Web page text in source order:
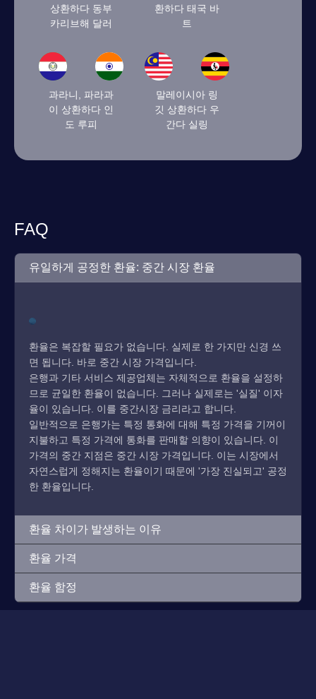
상환하다 동부
카리브해 달러
환하다 태국 바
트
과라니, 파라과
이 상환하다 인
도 루피
말레이시아 링
깃 상환하다 우
간다 실링
FAQ
유일하게 공정한 환율: 중간 시장 환율
환율은 복잡할 필요가 없습니다. 실제로 한 가지만 신경 쓰
면 됩니다. 바로 중간 시장 가격입니다.
은행과 기타 서비스 제공업체는 자체적으로 환율을 설정하
므로 균일한 환율이 없습니다. 그러나 실제로는 '실질' 이자
율이 있습니다. 이를 중간시장 금리라고 합니다.
일반적으로 은행가는 특정 통화에 대해 특정 가격을 기꺼이
지불하고 특정 가격에 통화를 판매할 의향이 있습니다. 이
가격의 중간 지점은 중간 시장 가격입니다. 이는 시장에서
자연스럽게 정해지는 환율이기 때문에 '가장 진실되고' 공정
한 환율입니다.
환율 차이가 발생하는 이유
환율 가격
환율 함정